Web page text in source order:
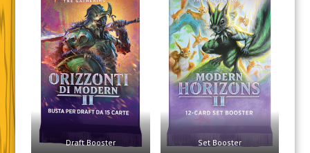
Draft Booster Set Booster